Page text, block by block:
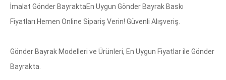
İmalat Gönder BayraktaEn Uygun Gönder Bayrak Baskı
Fiyatları.Hemen Online Sipariş Verin! Güvenli Alışveriş.
Gönder Bayrak Modelleri ve Ürünleri, En Uygun Fiyatlar ile Gönder
Bayrakta.